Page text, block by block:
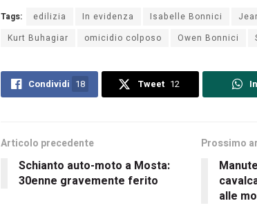
Tags: edilizia In evidenza Isabelle Bonnici
Kurt Buhagiar
omicidio colposo Owen Bonnici
Condividi 18 Tweet 12
Articolo precedente
Schianto auto-moto a Mosta:
30enne gravemente ferito
Prossimo
alle